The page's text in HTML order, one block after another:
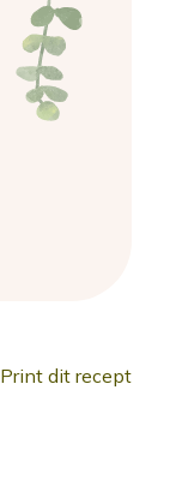
Print dit recept